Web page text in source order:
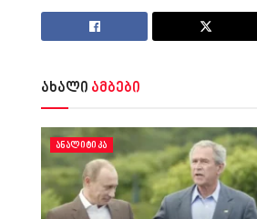
ახალი ამბები
ᲐᲜᲐᲚᲘᲢᲘᲙᲐ